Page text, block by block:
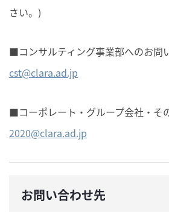
さい。)
■コンサルティング事業部へのお問
cst@clara.ad.jp
■コーポレート・グループ会社・そ
2020@clara.ad.jp
お問い合わせ先